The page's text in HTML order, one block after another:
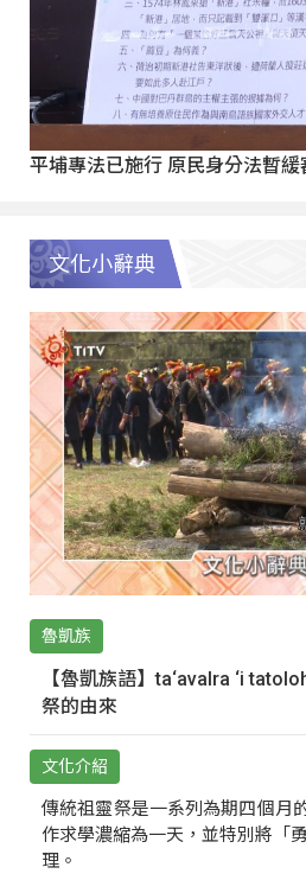
平埔專法已施行 原民身分法暫緩
文化小辭典
魯凱族
【魯凱族語】ta‘avalra ‘i
祭的由來
文化介紹
傳統祖靈祭是一系列為期四個月
作求學濃縮為一天，並特別將「
理。